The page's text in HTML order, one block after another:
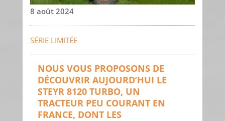
8 août 2024
SÉRIE LIMITÉE
NOUS VOUS PROPOSONS DE
DÉCOUVRIR AUJOURD’HUI LE
STEYR 8120 TURBO, UN
TRACTEUR PEU COURANT EN
FRANCE, DONT LES